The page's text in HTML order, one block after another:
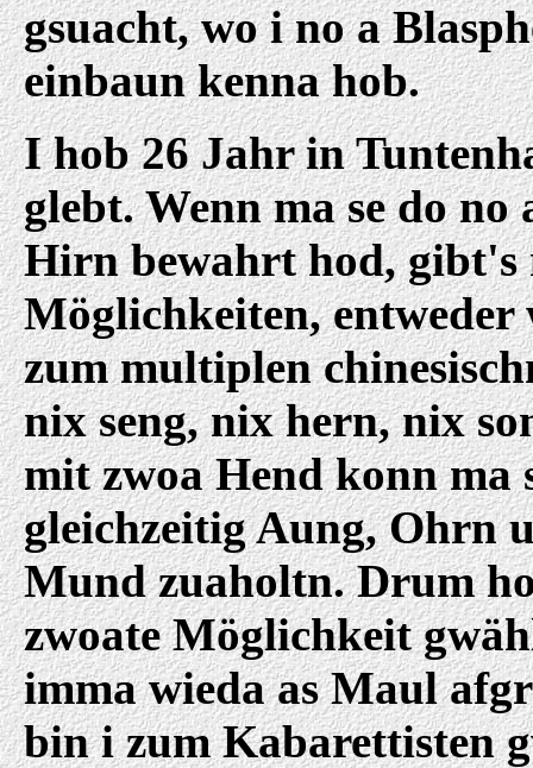
gsuacht, wo i no a
einbaun kenna hob.
I hob 26 Jahr in
glebt. Wenn ma se do no
Hirn bewahrt hod, gibt's
Möglichkeiten, entweder
zum multiplen
nix seng, nix hern, nix
mit zwoa Hend konn ma
gleichzeitig Aung, Ohrn
Mund zuaholtn. Drum
zwoate Möglichkeit
imma wieda as Maul
bin i zum Kabarettisten